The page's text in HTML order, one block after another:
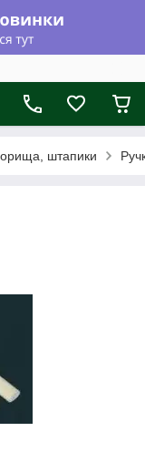
штапики